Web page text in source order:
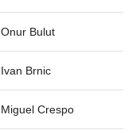
Onur Bulut
Ivan Brnic
Miguel Crespo